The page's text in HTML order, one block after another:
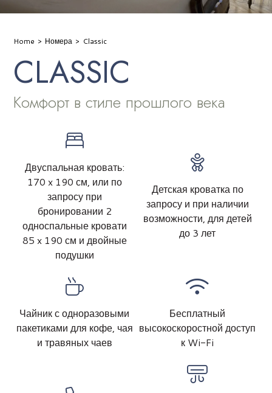
Home Номера Classic
CLASSIC
Комфорт в стиле прошлого века
Двуспальная кровать:
170 x 190 см, или по
запросу при
бронировании 2
односпальные кровати
85 x 190 см и двойные
подушки
Детская кроватка по
запросу и при наличии
возможности, для детей
до 3 лет
Чайник с одноразовыми
пакетиками для кофе, чая
и травяных чаев
Бесплатный
высокоскоростной доступ
к Wi-Fi